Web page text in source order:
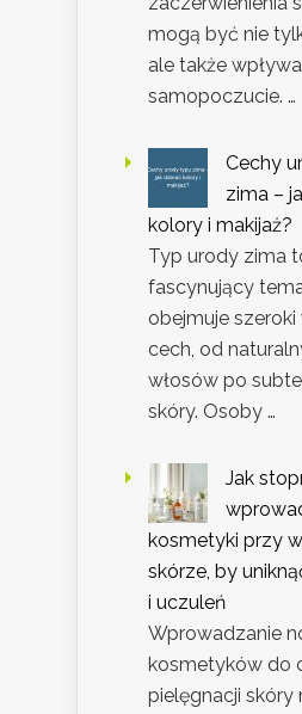
mogą być nie
ale także
samopoczucie. …
Cechy
zima –
kolory i makijaż?
Typ urody zima
fascynujący
obejmuje szeroki
cech, od
włosów po
skóry. Osoby …
Jak
kosmetyki przy
skórze, by
i uczuleń
Wprowadzanie
kosmetyków do
pielęgnacji skóry